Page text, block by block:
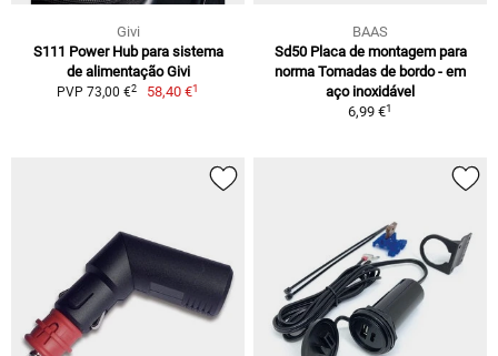
Givi
S111 Power Hub para sistema
de alimentação Givi
PVP 73,00 €2 58,40 €1
BAAS
Sd50 Placa de montagem para
norma Tomadas de bordo - em
aço inoxidável
6,99 €1